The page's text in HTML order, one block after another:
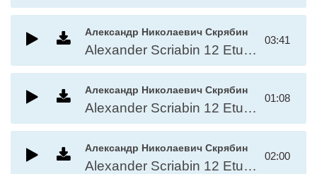
Александр Николаевич Скрябин
Alexander Scriabin 12 Etudes, Op.16 - No.9 in G#
03:41
Александр Николаевич Скрябин
Alexander Scriabin 12 Etudes, Op.9 - No.2 in F#
01:08
Александр Николаевич Скрябин
Alexander Scriabin 12 Etudes, Op.17 - No.10 in Db
02:00